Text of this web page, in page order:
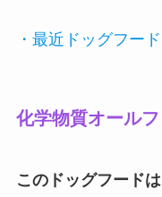
・最近ドッグフー
化学物質オール
このドッグフード